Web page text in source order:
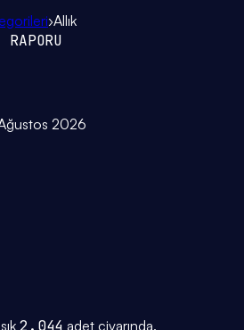
›Allık
2026
2.044 adet civarında.